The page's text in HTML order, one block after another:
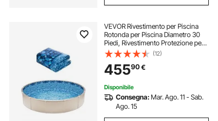
VEVOR Rivestimento per Piscina
Rotonda per Piscina Diametro 30
Piedi, Rivestimento Protezione per
Pareti di Piscine Fuori Terra 54
Pollici Stile Sovrapposto,
Rivestimento Piscina in Materiale
Vinile
(12)
45590€
Disponibile
Consegna: Mar. Ago. 11 - Sab.
Ago. 15